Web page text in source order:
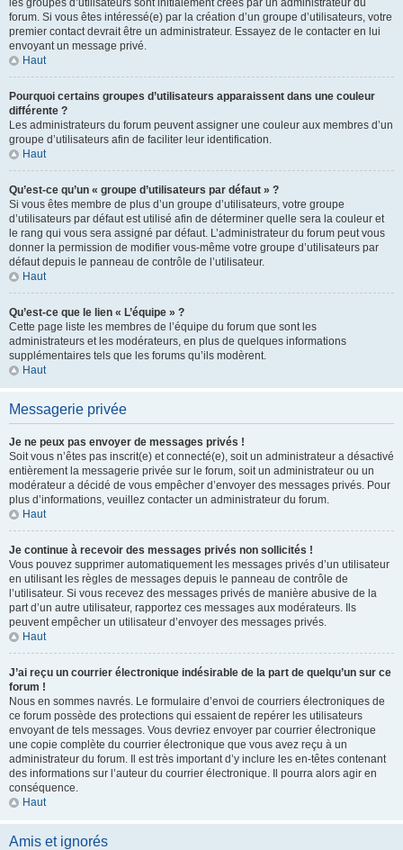
les groupes d’utilisateurs sont initialement créés par un administrateur du
forum. Si vous êtes intéressé(e) par la création d’un groupe d’utilisateurs, votre
premier contact devrait être un administrateur. Essayez de le contacter en lui
envoyant un message privé.
Haut
Pourquoi certains groupes d’utilisateurs apparaissent dans une couleur
différente ?
Les administrateurs du forum peuvent assigner une couleur aux membres d’un
groupe d’utilisateurs afin de faciliter leur identification.
Haut
Qu’est-ce qu’un « groupe d’utilisateurs par défaut » ?
Si vous êtes membre de plus d’un groupe d’utilisateurs, votre groupe
d’utilisateurs par défaut est utilisé afin de déterminer quelle sera la couleur et
le rang qui vous sera assigné par défaut. L’administrateur du forum peut vous
donner la permission de modifier vous-même votre groupe d’utilisateurs par
défaut depuis le panneau de contrôle de l’utilisateur.
Haut
Qu’est-ce que le lien « L’équipe » ?
Cette page liste les membres de l’équipe du forum que sont les
administrateurs et les modérateurs, en plus de quelques informations
supplémentaires tels que les forums qu’ils modèrent.
Haut
Messagerie privée
Je ne peux pas envoyer de messages privés !
Soit vous n’êtes pas inscrit(e) et connecté(e), soit un administrateur a désactivé
entièrement la messagerie privée sur le forum, soit un administrateur ou un
modérateur a décidé de vous empêcher d’envoyer des messages privés. Pour
plus d’informations, veuillez contacter un administrateur du forum.
Haut
Je continue à recevoir des messages privés non sollicités !
Vous pouvez supprimer automatiquement les messages privés d’un utilisateur
en utilisant les règles de messages depuis le panneau de contrôle de
l’utilisateur. Si vous recevez des messages privés de manière abusive de la
part d’un autre utilisateur, rapportez ces messages aux modérateurs. Ils
peuvent empêcher un utilisateur d’envoyer des messages privés.
Haut
J’ai reçu un courrier électronique indésirable de la part de quelqu’un sur ce
forum !
Nous en sommes navrés. Le formulaire d’envoi de courriers électroniques de
ce forum possède des protections qui essaient de repérer les utilisateurs
envoyant de tels messages. Vous devriez envoyer par courrier électronique
une copie complète du courrier électronique que vous avez reçu à un
administrateur du forum. Il est très important d’y inclure les en-têtes contenant
des informations sur l’auteur du courrier électronique. Il pourra alors agir en
conséquence.
Haut
Amis et ignorés